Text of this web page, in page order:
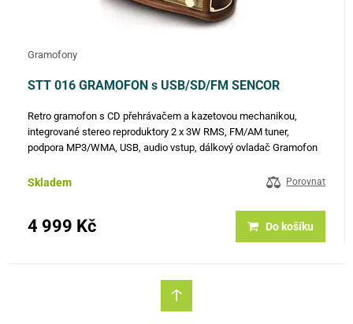
Gramofony
STT 016 GRAMOFON s USB/SD/FM SENCOR
Retro gramofon s CD přehrávačem a kazetovou mechanikou,
integrované stereo reproduktory 2 x 3W RMS, FM/AM tuner,
podpora MP3/WMA, USB, audio vstup, dálkový ovladač Gramofon
přehrávačem a…
Skladem Porovnat
4 999 Kč Do košíku